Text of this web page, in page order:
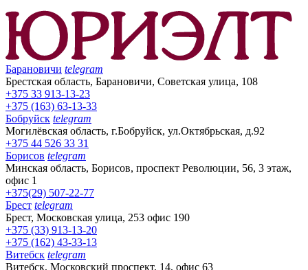
Барановичи telegram
Брестская область, Барановичи, Советская улица, 108
+375 33 913-13-23
+375 (163) 63-13-33
Бобруйск telegram
Могилёвская область, г.Бобруйск, ул.Октябрьская, д.92
+375 44 526 33 31
Борисов telegram
Минская область, Борисов, проспект Революции, 56, 3 этаж,
офис 1
+375(29) 507-22-77
Брест telegram
Брест, Московская улица, 253 офис 190
+375 (33) 913-13-20
+375 (162) 43-33-13
Витебск telegram
Витебск, Московский проспект, 14, офис 63